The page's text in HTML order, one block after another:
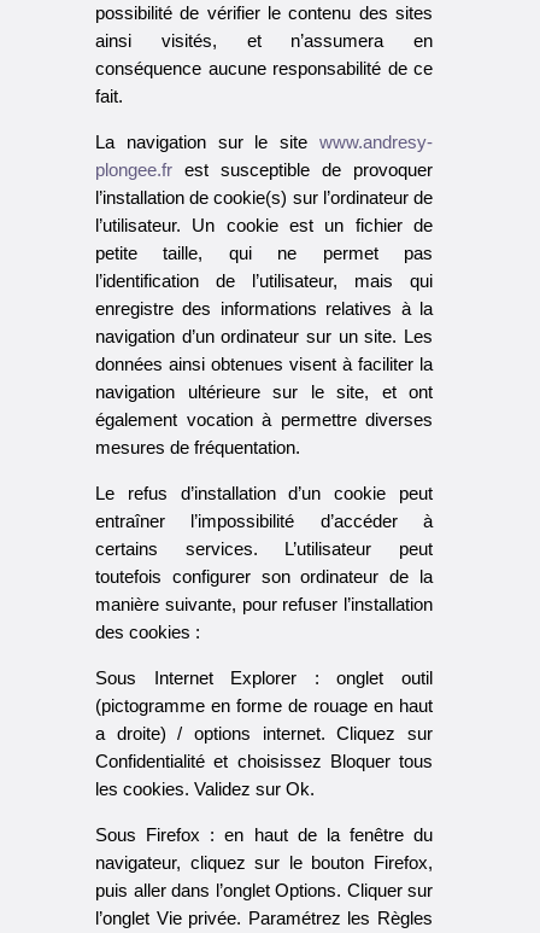
possibilité de vérifier le contenu des sites
ainsi visités, et n’assumera en
conséquence aucune responsabilité de ce
fait.
La navigation sur le site www.andresy-
plongee.fr est susceptible de provoquer
l’installation de cookie(s) sur l’ordinateur de
l’utilisateur. Un cookie est un fichier de
petite taille, qui ne permet pas
l’identification de l’utilisateur, mais qui
enregistre des informations relatives à la
navigation d’un ordinateur sur un site. Les
données ainsi obtenues visent à faciliter la
navigation ultérieure sur le site, et ont
également vocation à permettre diverses
mesures de fréquentation.
Le refus d’installation d’un cookie peut
entraîner l’impossibilité d’accéder à
certains services. L’utilisateur peut
toutefois configurer son ordinateur de la
manière suivante, pour refuser l’installation
des cookies :
Sous Internet Explorer : onglet outil
(pictogramme en forme de rouage en haut
a droite) / options internet. Cliquez sur
Confidentialité et choisissez Bloquer tous
les cookies. Validez sur Ok.
Sous Firefox : en haut de la fenêtre du
navigateur, cliquez sur le bouton Firefox,
puis aller dans l’onglet Options. Cliquer sur
l’onglet Vie privée. Paramétrez les Règles